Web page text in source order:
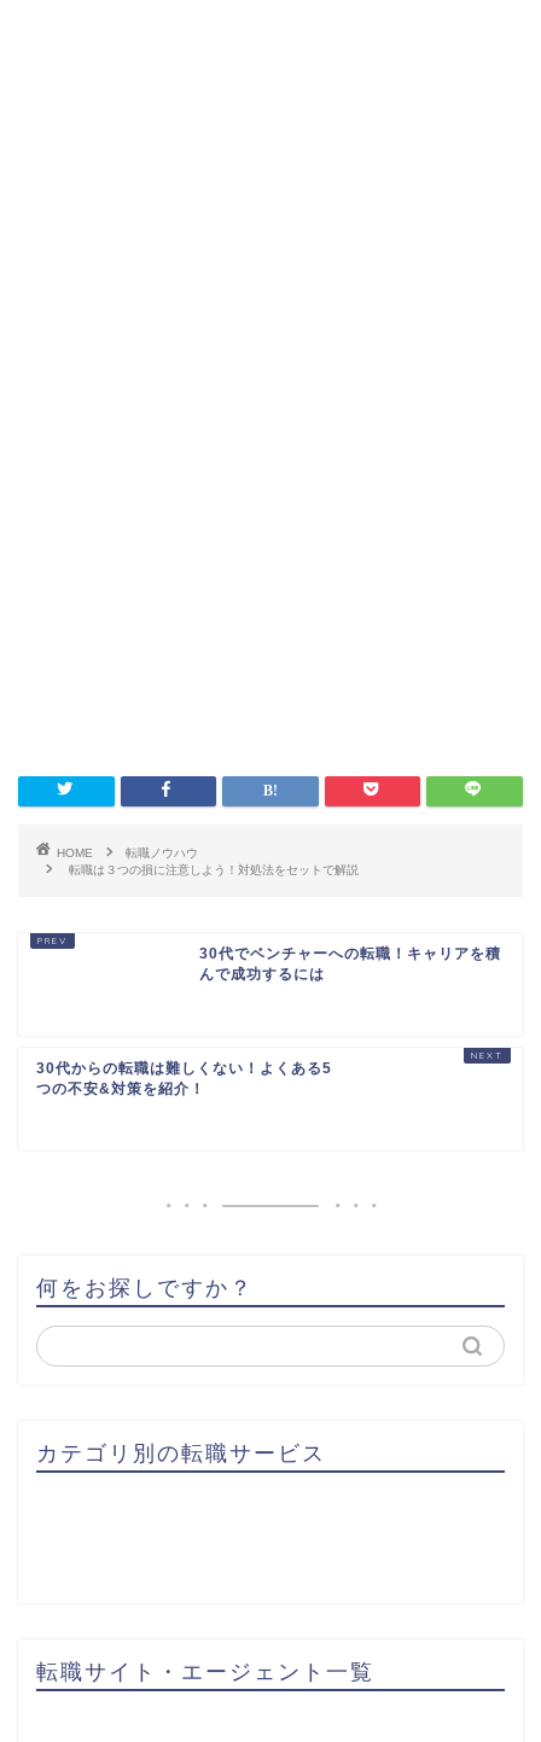
HOME
転職ノウハウ
転職は３つの損に注意しよう！対処法をセットで解説
30代でベンチャーへの転職！キャリアを積
んで成功するには
30代からの転職は難しくない！よくある5
つの不安&対策を紹介！
何をお探しですか？
カテゴリ別の転職サービス
転職サイト・エージェント一覧